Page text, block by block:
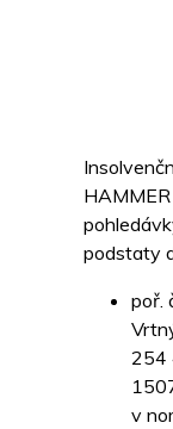
podstaty
poř.
254
v